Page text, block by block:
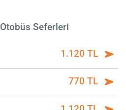
Seferleri
1.120 TL
770 TL